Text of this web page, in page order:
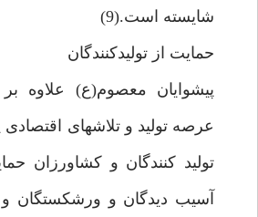
شايسته است.(9)
حمايت از توليدكنندگان‏
پيشوايان معصوم(ع) علاوه
عرصه توليد و تلاش‏هاى اقتصادى
توليد كنندگان و كشاورزان
آسيب ديدگان و ورشكستگان